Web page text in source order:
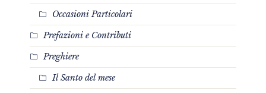
Occasioni Particolari
Prefazioni e Contributi
Preghiere
Il Santo del mese